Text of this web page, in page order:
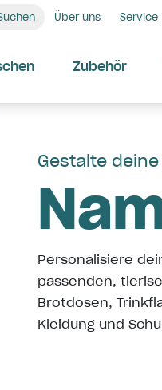
Über uns Service
Zubehör
Gestalte
Personalisiere
passenden,
Brotdosen,
Kleidung und